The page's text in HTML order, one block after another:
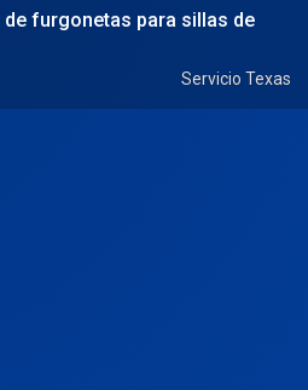
furgonetas para sillas de
Servicio Texas